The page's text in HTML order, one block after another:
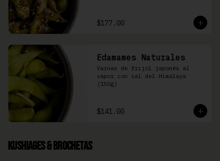
$177.00
Edamames Naturales
Vainas de frijol japonés al
vapor con sal del Himalaya
(150g)
$141.00
Kushiages & Brochetas